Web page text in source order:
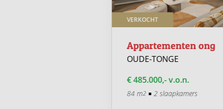
VERKOCHT
Appartementen ong
OUDE-TONGE
€ 485.000,- v.o.n.
84 m2 2 slaapkamers